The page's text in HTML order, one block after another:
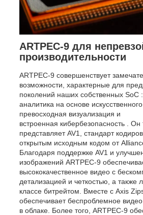
ARTPEC-9 для
производительности
ARTPEC-9 совершенствует
возможности, характерные для
поколений наших собственных SoC :
аналитика на основе искусственного
превосходная визуализация и
встроенная кибербезопасность . Он
представляет AV1, стандарт
открытым исходным кодом от
Благодаря поддержке AV1 и
изображений ARTPEC-9
высококачественное видео с
детализацией и четкостью, а также
классе битрейтом. Вместе с Axis
обеспечивает беспроблемное видео
в облаке. Более того, ARTPEC-9